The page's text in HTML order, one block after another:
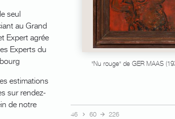
seul
au Grand
Expert agrée
Experts du
estimations
sur rendez-
de notre
"Nu rouge" de GER MAAS
46 60 226